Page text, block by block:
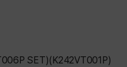
SET)(K242VT001P)